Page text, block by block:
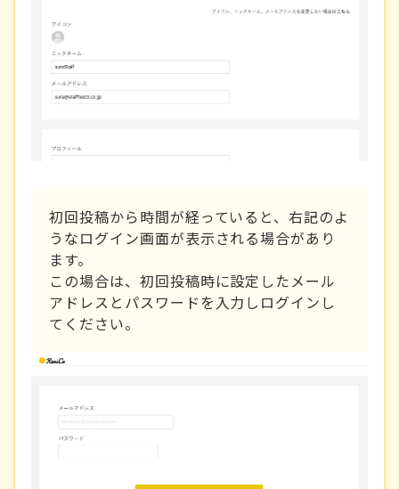
初回投稿から時間が経っていると、右記のよ
うなログイン画面が表示される場合があり
ます。
この場合は、初回投稿時に設定したメール
アドレスとパスワードを入力しログインし
てください。